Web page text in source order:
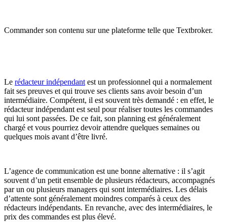
Commander son contenu sur une plateforme telle que Textbroker.
Le rédacteur indépendant est un professionnel qui a normalement
fait ses preuves et qui trouve ses clients sans avoir besoin d’un
intermédiaire. Compétent, il est souvent très demandé : en effet, le
rédacteur indépendant est seul pour réaliser toutes les commandes
qui lui sont passées. De ce fait, son planning est généralement
chargé et vous pourriez devoir attendre quelques semaines ou
quelques mois avant d’être livré.
L’agence de communication est une bonne alternative : il s’agit
souvent d’un petit ensemble de plusieurs rédacteurs, accompagnés
par un ou plusieurs managers qui sont intermédiaires. Les délais
d’attente sont généralement moindres comparés à ceux des
rédacteurs indépendants. En revanche, avec des intermédiaires, le
prix des commandes est plus élevé.